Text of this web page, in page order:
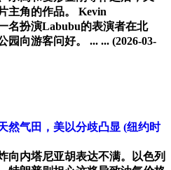
主角的作品。 Kevin
名扮演Labubu的表演者在北
园向游客问好。 ... ... (2026-03-
然气田，美以分歧凸显 (纽约时
向内塔尼亚胡表达不满。以色列